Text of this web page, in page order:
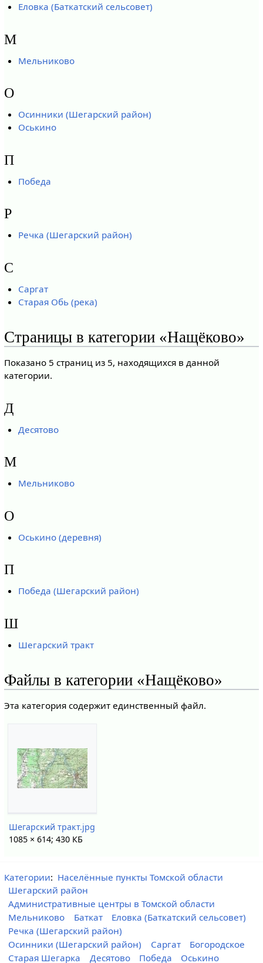
Еловка (Баткатский сельсовет)
М
Мельниково
О
Осинники (Шегарский район)
Оськино
П
Победа
Р
Речка (Шегарский район)
С
Саргат
Старая Обь (река)
Страницы в категории «Нащёково»
Показано 5 страниц из 5, находящихся в данной
категории.
Д
Десятово
М
Мельниково
О
Оськино (деревня)
П
Победа (Шегарский район)
Ш
Шегарский тракт
Файлы в категории «Нащёково»
Эта категория содержит единственный файл.
Шегарский тракт.jpg
1085 × 614; 430 КБ
Категории: Населённые пункты Томской области
Шегарский район
Административные центры в Томской области
Мельниково
Баткат
Еловка (Баткатский сельсовет)
Речка (Шегарский район)
Осинники (Шегарский район)
Саргат
Богородское
Старая Шегарка
Десятово Победа Оськино